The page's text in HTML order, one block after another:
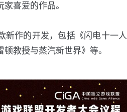
喜爱的作品。
新作的开发，包括《闪电十一人
教授与蒸汽新世界》等。